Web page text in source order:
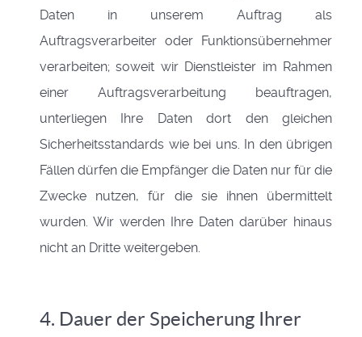
Daten in unserem Auftrag als
Auftragsverarbeiter oder Funktionsübernehmer
verarbeiten; soweit wir Dienstleister im Rahmen
einer Auftragsverarbeitung beauftragen,
unterliegen Ihre Daten dort den gleichen
Sicherheitsstandards wie bei uns. In den übrigen
Fällen dürfen die Empfänger die Daten nur für die
Zwecke nutzen, für die sie ihnen übermittelt
wurden. Wir werden Ihre Daten darüber hinaus
nicht an Dritte weitergeben.
4. Dauer der Speicherung Ihrer